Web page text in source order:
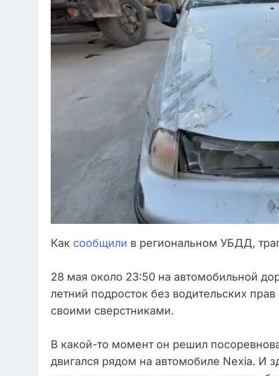
Как сообщили в региональном УБДД,
28 мая около 23:50 на автомобильной
летний подросток без водительских
своими сверстниками.
В какой-то момент он решил
двигался рядом на автомобиле Nexia. И